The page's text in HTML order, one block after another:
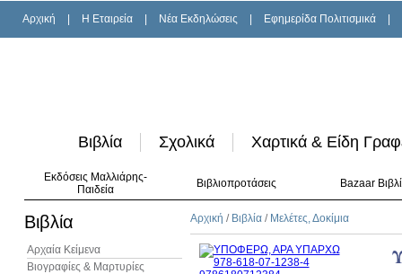
Αρχική H Εταιρεία Νέα Εκδηλώσεις Εφημερίδα Πολιτισμικά
Βιβλία Σχολικά Χαρτικά & Είδη
Εκδόσεις Μαλλιάρης-
Παιδεία
Βιβλιοπροτάσεις Bazaar
Βιβλία
Αρχαία Κείμενα
Βιογραφίες & Μαρτυρίες
Αρχική / Βιβλία / Μελέτες, Δοκίμια